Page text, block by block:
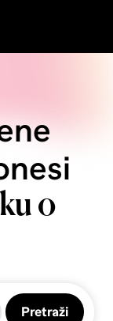
o
Pretraži